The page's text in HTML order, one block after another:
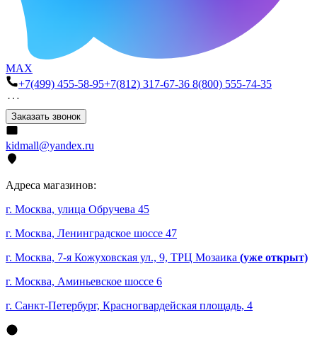
MAX
+7(499) 455-58-95+7(812) 317-67-36 8(800) 555-74-35
Заказать звонок
kidmall@yandex.ru
Адреса магазинов:
г. Москва, улица Обручева 45
г. Москва, Ленинградское шоссе 47
г. Москва, 7-я Кожуховская ул., 9, ТРЦ Мозаика (уже открыт)
г. Москва, Аминьевское шоссе 6
г. Санкт-Петербург, Красногвардейская площадь, 4